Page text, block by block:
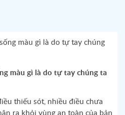
màu gì là do tự tay chúng ta
thiếu sót, nhiều điều chưa
ra khỏi vùng an toàn của bản